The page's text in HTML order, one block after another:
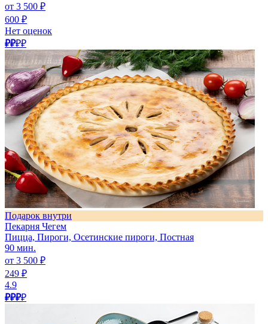
от 3 500 ₽
600 ₽
Нет оценок
₽₽₽₽
Подарок внутри
Пекарня Чегем
Пицца, Пироги, Осетинские пироги, Постная
90 мин.
от 3 500 ₽
249 ₽
4.9
₽₽₽₽